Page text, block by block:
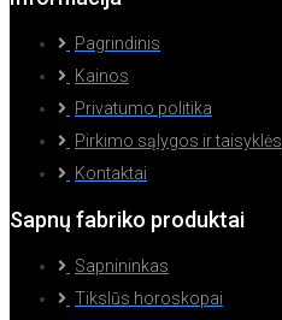
Pagrindinis
Kainos
Privatumo politika
Pirkimo sąlygos ir taisyklės
Kontaktai
Sapnų fabriko produktai
Sapnininkas
Tikslūs horoskopai